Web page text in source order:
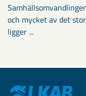
och mycket av det
ligger ...